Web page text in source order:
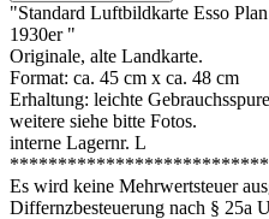
"Standard Luftbildkarte Esso
1930er "
Originale, alte Landkarte.
Format: ca. 45 cm x ca. 48 cm
Erhaltung: leichte
weitere siehe bitte Fotos.
interne Lagernr. L
Es wird keine Mehrwertsteuer
Differnzbesteuerung nach § 25a